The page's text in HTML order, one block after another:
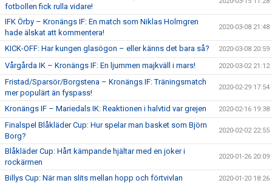
fotbollen fick rulla vidare!
IFK Örby – Kronängs IF: En match som Niklas Holmgren
hade älskat att kommentera!
2020-03-08 21:48
KICK-OFF: Har kungen glasögon – eller känns det bara så? 2020-03-08 20:59
Vårgårda IK – Kronängs IF: En ljummen majkväll i mars! 2020-03-02 21:12
Fristad/Sparsör/Borgstena – Kronängs IF: Träningsmatch
mer populärt än fyspass!
2020-02-29 17:54
Kronängs IF – Mariedals IK: Reaktionen i halvtid var grejen 2020-02-16 19:38
Finalspel Blåkläder Cup: Hur spelar man basket som Björn
Borg?
2020-02-02 22:55
Blåkläder Cup: Hårt kämpande hjältar med en joker i
rockärmen
2020-01-26 20:09
Billys Cup: När man slits mellan hopp och förtvivlan 2020-01-20 18:26